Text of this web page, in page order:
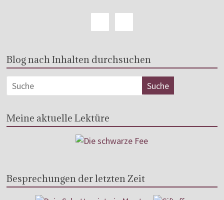
Blog nach Inhalten durchsuchen
Meine aktuelle Lektüre
Besprechungen der letzten Zeit